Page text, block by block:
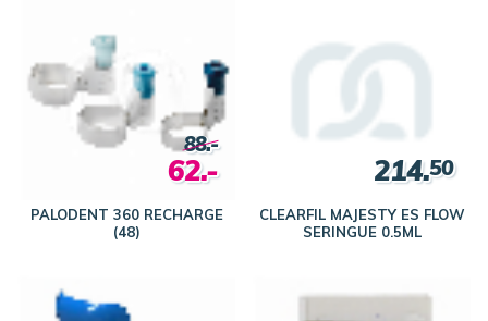
PALODENT 360 RECHARGE
(48)
88.-
62.-
CLEARFIL MAJESTY ES FLOW
SERINGUE 0.5ML
214.50